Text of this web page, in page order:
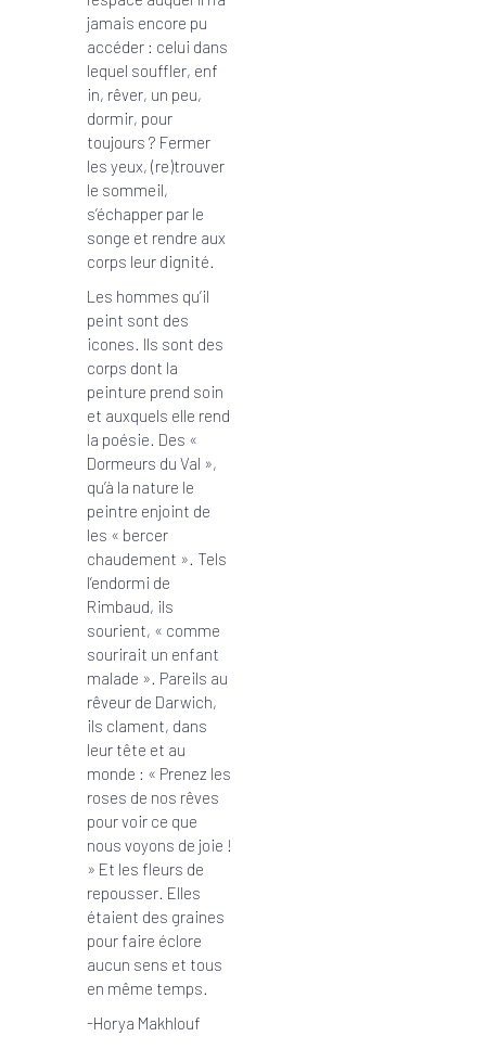
jamais encore pu
accéder : celui dans
lequel souffler, enf
in, rêver, un peu,
dormir, pour
toujours ? Fermer
les yeux, (re)trouver
le sommeil,
s’échapper par le
songe et rendre aux
corps leur dignité.
Les hommes qu’il
peint sont des
icones. Ils sont des
corps dont la
peinture prend soin
et auxquels elle rend
la poésie. Des «
Dormeurs du Val »,
qu’à la nature le
peintre enjoint de
les « bercer
chaudement ». Tels
l’endormi de
Rimbaud, ils
sourient, « comme
sourirait un enfant
malade ». Pareils au
rêveur de Darwich,
ils clament, dans
leur tête et au
monde : « Prenez les
roses de nos rêves
pour voir ce que
nous voyons de joie !
» Et les fleurs de
repousser. Elles
étaient des graines
pour faire éclore
aucun sens et tous
en même temps.
-Horya Makhlouf